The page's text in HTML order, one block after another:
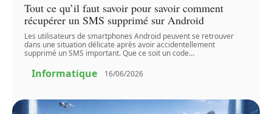
Tout ce qu’il faut savoir pour savoir comment
récupérer un SMS supprimé sur Android
Les utilisateurs de smartphones Android peuvent se retrouver
dans une situation délicate après avoir accidentellement
supprimé un SMS important. Que ce soit un code…
Informatique 16/06/2026